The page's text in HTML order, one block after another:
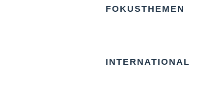
FOKUSTHEMEN
INTERNATIONAL